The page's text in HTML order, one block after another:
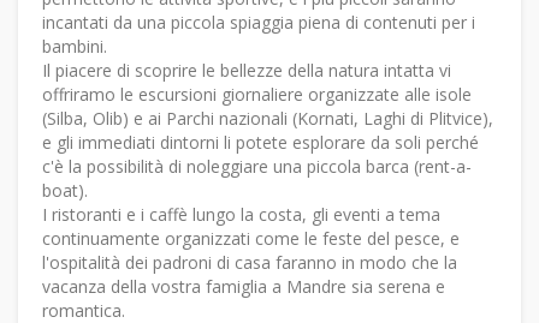
incantati da una piccola spiaggia piena di contenuti per i
bambini.
Il piacere di scoprire le bellezze della natura intatta vi
offriramo le escursioni giornaliere organizzate alle isole
(Silba, Olib) e ai Parchi nazionali (Kornati, Laghi di Plitvice),
e gli immediati dintorni li potete esplorare da soli perché
c'è la possibilità di noleggiare una piccola barca (rent-a-
boat).
I ristoranti e i caffè lungo la costa, gli eventi a tema
continuamente organizzati come le feste del pesce, e
l'ospitalità dei padroni di casa faranno in modo che la
vacanza della vostra famiglia a Mandre sia serena e
romantica.